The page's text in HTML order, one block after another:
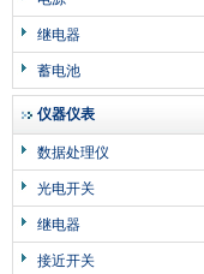
继电器
蓄电池
仪器仪表
数据处理仪
光电开关
继电器
接近开关